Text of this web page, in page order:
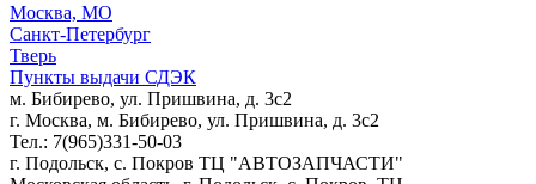
Москва, МО
Санкт-Петербург
Тверь
Пункты выдачи СДЭК
м. Бибирево, ул. Пришвина, д. 3с2
г. Москва, м. Бибирево, ул. Пришвина, д. 3с2
Тел.: 7(965)331-50-03
г. Подольск, c. Покров ТЦ "АВТОЗАПЧАСТИ"